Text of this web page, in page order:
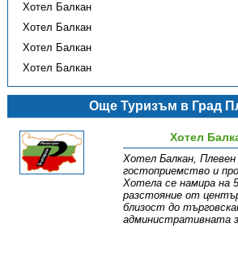
Хотел Балкан
Хотел Балкан
Хотел Балкан
Хотел Балкан
Още Туризъм в Град
Хотел
Хотел Балкан, Плевен
гостоприемство и
Хотела се намира на
разстояние от
близост до
административната